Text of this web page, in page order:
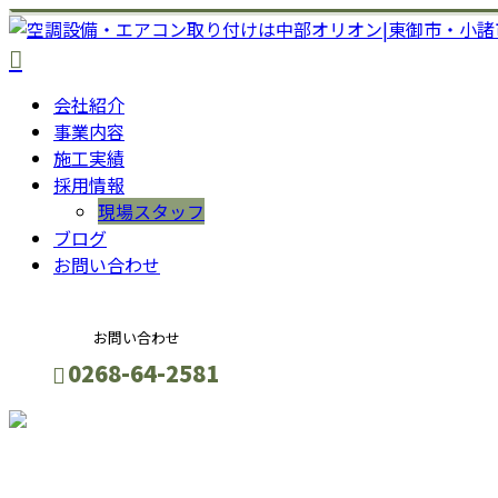
会社紹介
事業内容
施工実績
採用情報
現場スタッフ
ブログ
お問い合わせ
お問い合わせ
0268-64-2581